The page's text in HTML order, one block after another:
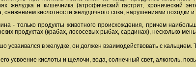
желудка и кишечника (атрофический гастрит,
снижением кислотности желудочного сока, нарушениями походки
- только продукты животного происхождения, причем
продуктах (крабах, лососевых рыбах, сардинах), несколько
усваивался в желудке, он должен взаимодействовать с
усвоение кислоты и щелочи, вода, солнечный свет, алкоголь,